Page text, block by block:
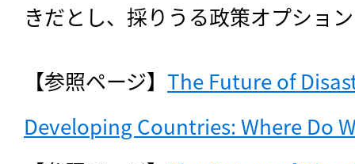
きだとし、採りうる政策オプショ
【参照ページ】 The Future of
Developing Countries: Where Do